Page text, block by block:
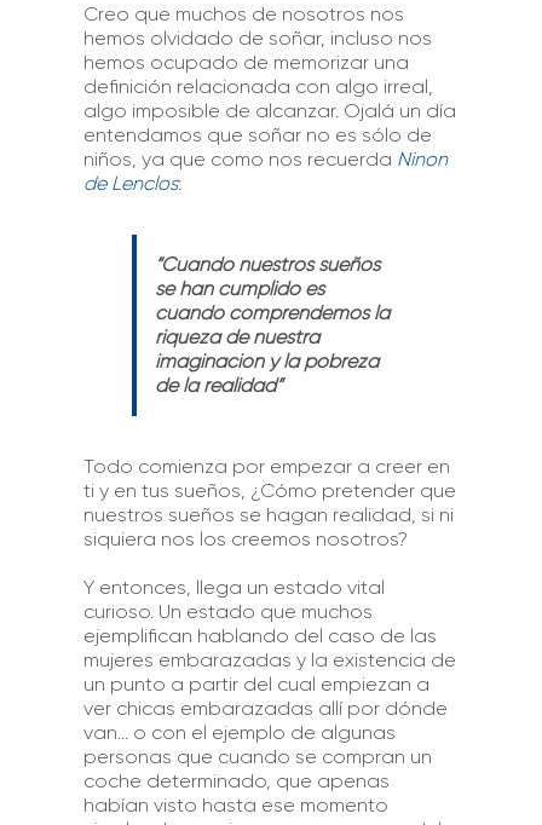
Creo que muchos de nosotros nos
hemos olvidado de soñar, incluso nos
hemos ocupado de memorizar una
definición relacionada con algo irreal,
algo imposible de alcanzar. Ojalá un día
entendamos que soñar no es sólo de
niños, ya que como nos recuerda Ninon
de Lenclos:
“Cuando nuestros sueños
se han cumplido es
cuando comprendemos la
riqueza de nuestra
imaginación y la pobreza
de la realidad”
Todo comienza por empezar a creer en
ti y en tus sueños, ¿Cómo pretender que
nuestros sueños se hagan realidad, si ni
siquiera nos los creemos nosotros?
Y entonces, llega un estado vital
curioso. Un estado que muchos
ejemplifican hablando del caso de las
mujeres embarazadas y la existencia de
un punto a partir del cual empiezan a
ver chicas embarazadas allí por dónde
van… o con el ejemplo de algunas
personas que cuando se compran un
coche determinado, que apenas
habían visto hasta ese momento